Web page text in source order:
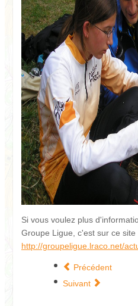
Si vous voulez plus
Groupe Ligue, c'est sur ce site
http://groupeligue.lraco.net/
Précédent
Suivant